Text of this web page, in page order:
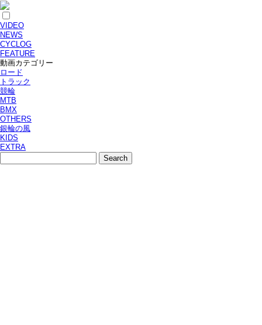
VIDEO
NEWS
CYCLOG
FEATURE
動画カテゴリー
ロード
トラック
競輪
MTB
BMX
OTHERS
銀輪の風
KIDS
EXTRA